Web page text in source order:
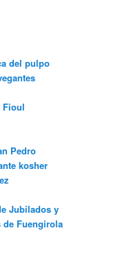
del pulpo
Fioul
Pedro
kosher
Jubilados y
de Fuengirola